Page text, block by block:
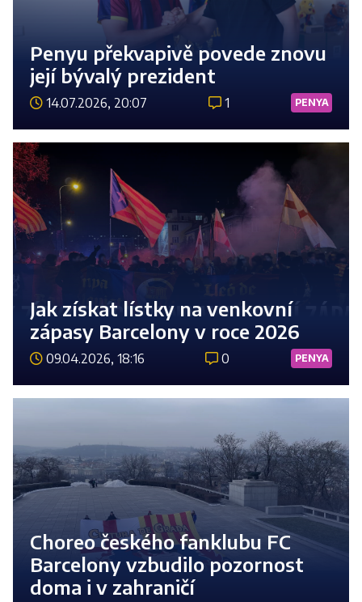
Penyu překvapivě povede znovu
její bývalý prezident
14.07.2026, 20:07 1 PENYA
Jak získat lístky na venkovní
zápasy Barcelony v roce 2026
09.04.2026, 18:16 0 PENYA
Choreo českého fanklubu FC
Barcelony vzbudilo pozornost
doma i v zahraničí